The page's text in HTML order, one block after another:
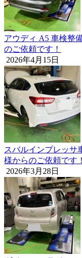
アウディ A5 車検整
のご依頼です！
2026年4月15日
スバルインプレッサ
様からのご依頼です！
2026年3月28日